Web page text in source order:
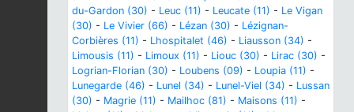
du-Gardon (30) - Leuc (11) - Leucate (11) - Le Vigan
(30) - Le Vivier (66) - Lézan (30) - Lézignan-
Corbières (11) - Lhospitalet (46) - Liausson (34) -
Limousis (11) - Limoux (11) - Liouc (30) - Lirac (30) -
Logrian-Florian (30) - Loubens (09) - Loupia (11) -
Lunegarde (46) - Lunel (34) - Lunel-Viel (34) - Lussan
(30) - Magrie (11) - Mailhoc (81) - Maisons (11) -